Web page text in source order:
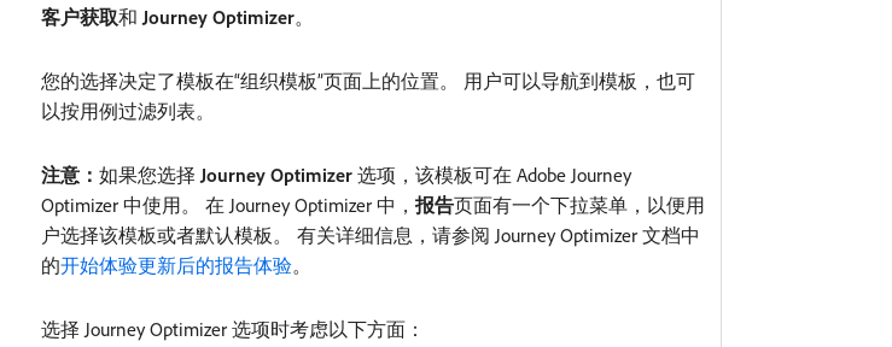
客户获取​和Journey Optimizer。
您的选择决定了模板在“组织模板”页面上的位置。 用户可以导航到模板，也可
以按用例过滤列表。
注意： ​如果您选择Journey Optimizer选项，该模板可在 Adobe Journey
Optimizer 中使用。 在 Journey Optimizer 中， 报告​页面有一个下拉菜单，以便用
户选择该模板或者默认模板。 有关详细信息，请参阅 Journey Optimizer 文档中
的开始体验更新后的报告体验。
选择 Journey Optimizer 选项时考虑以下方面：